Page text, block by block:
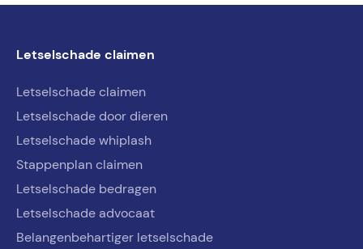
Letselschade claimen
Letselschade claimen
Letselschade door dieren
Letselschade whiplash
Stappenplan claimen
Letselschade bedragen
Letselschade advocaat
Belangenbehartiger letselschade